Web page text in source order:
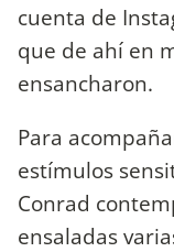
cuenta de
que de ahí en
ensancharon.
Para
estímulos
Conrad
ensaladas